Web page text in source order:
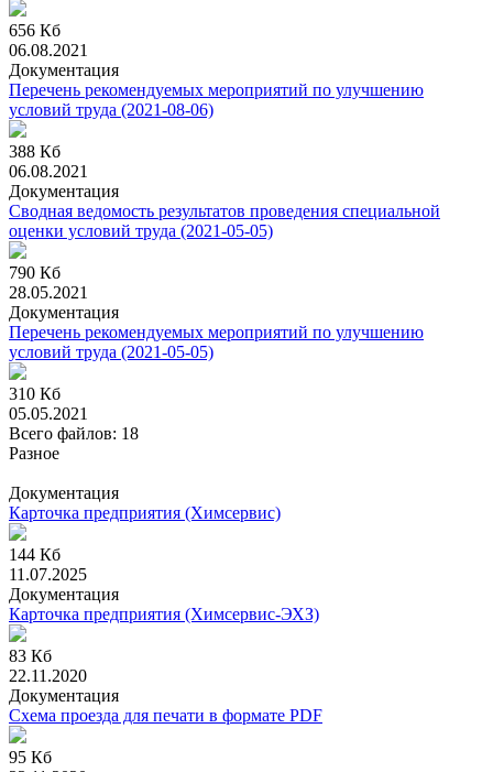
656 Кб
06.08.2021
Документация
Перечень рекомендуемых мероприятий по улучшению
условий труда (2021-08-06)
388 Кб
06.08.2021
Документация
Сводная ведомость результатов проведения специальной
оценки условий труда (2021-05-05)
790 Кб
28.05.2021
Документация
Перечень рекомендуемых мероприятий по улучшению
условий труда (2021-05-05)
310 Кб
05.05.2021
Всего файлов: 18
Разное
Документация
Карточка предприятия (Химсервис)
144 Кб
11.07.2025
Документация
Карточка предприятия (Химсервис-ЭХЗ)
83 Кб
22.11.2020
Документация
Схема проезда для печати в формате PDF
95 Кб